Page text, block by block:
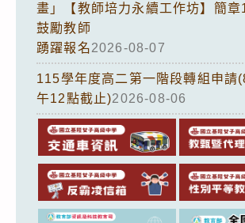
畫」【教師培力永續工作坊】簡章
鼓勵教師
踴躍報名2026-08-07
115學年度高二第一階段轉組申請
午12點截止)2026-08-06